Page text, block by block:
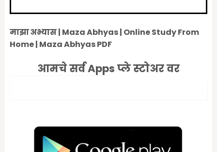
माझा अभ्यास | Maza Abhyas | Online Study From
Home | Maza Abhyas PDF
आमचे सर्व Apps प्ले स्टोअर वर